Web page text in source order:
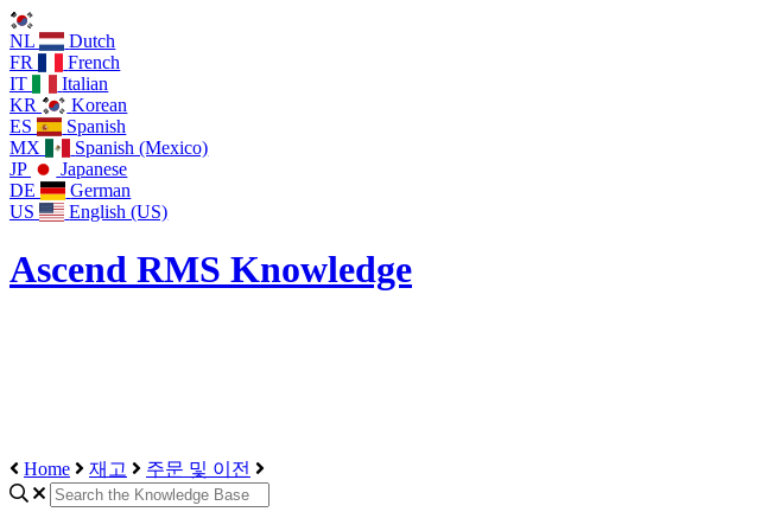
NL
Dutch
FR
French
IT
Italian
KR
Korean
ES
Spanish
MX
Spanish (Mexico)
JP
Japanese
DE
German
US
English (US)
Ascend RMS Knowledge
Home
재고 주문 및 이전